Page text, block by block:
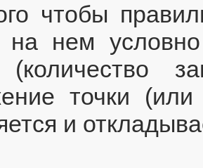
чтобы
на нем
(количество
точки (или
и